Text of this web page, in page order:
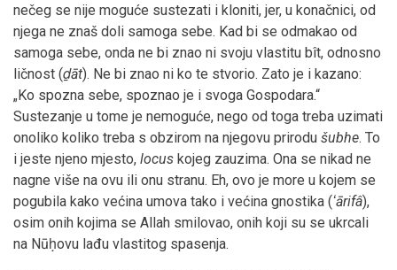
nečeg se nije moguće sustezati i kloniti, jer, u konačnici, od
njega ne znaš doli samoga sebe. Kad bi se odmakao od
samoga sebe, onda ne bi znao ni svoju vlastitu bît, odnosno
ličnost (ḏāt). Ne bi znao ni ko te stvorio. Zato je i kazano:
„Ko spozna sebe, spoznao je i svoga Gospodara.“
Sustezanje u tome je nemoguće, nego od toga treba uzimati
onoliko koliko treba s obzirom na njegovu prirodu šubhe. To
i jeste njeno mjesto, locus kojeg zauzima. Ona se nikad ne
nagne više na ovu ili onu stranu. Eh, ovo je more u kojem se
pogubila kako većina umova tako i većina gnostika (ʻārifâ),
osim onih kojima se Allah smilovao, onih koji su se ukrcali
na Nūḥovu lađu vlastitog spasenja.